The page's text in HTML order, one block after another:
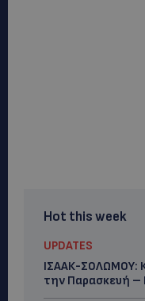
Hot this week
UPDATES
ΙΣΑΑΚ-ΣΟΛΩΜΟΥ:
την Παρασκευή –